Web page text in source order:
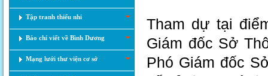
Tập tranh thiếu nhi
Báo chí viết về Bình Dương
Mạng lưới thư viện cơ sở
Tham dự tại
Giám đốc Sở
Phó Giám đốc